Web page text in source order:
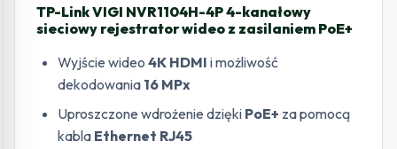
TP-Link VIGI NVR1104H-4P 4-kanałowy
sieciowy rejestrator wideo z zasilaniem PoE+
Wyjście wideo 4K HDMI i możliwość
dekodowania 16 MPx
Uproszczone wdrożenie dzięki PoE+ za pomocą
kabla Ethernet RJ45